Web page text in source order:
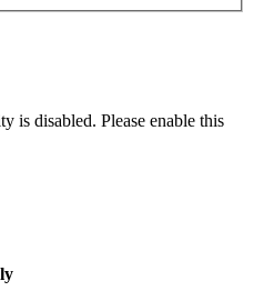
is disabled. Please enable this